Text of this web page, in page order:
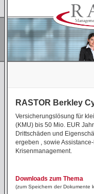
RASTOR Berkley
Versicherungslösung für
(KMU) bis 50 Mio. EUR
Drittschäden und
ergeben , sowie
Krisenmanagement.
Downloads zum Thema
(zum Speichern der Dokumente